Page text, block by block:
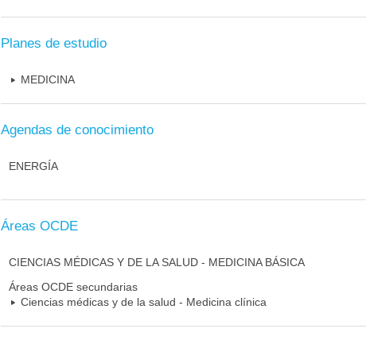
Planes de estudio
MEDICINA
Agendas de conocimiento
ENERGÍA
Áreas OCDE
CIENCIAS MÉDICAS Y DE LA SALUD - MEDICINA BÁSICA
Áreas OCDE secundarias
Ciencias médicas y de la salud - Medicina clínica